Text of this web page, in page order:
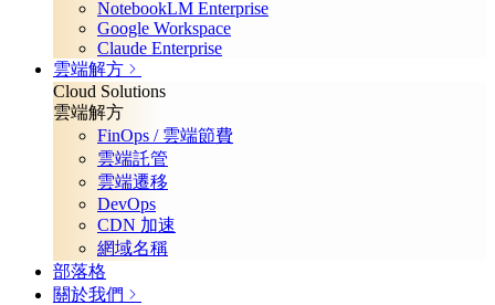
NotebookLM Enterprise
Google Workspace
Claude Enterprise
雲端解方
Cloud Solutions
雲端解方
FinOps / 雲端節費
雲端託管
雲端遷移
DevOps
CDN 加速
網域名稱
部落格
關於我們